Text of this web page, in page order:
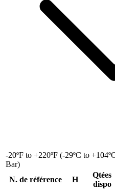
-20ºF to +220ºF (-29ºC to
Bar)
N. de référence
H
Qtées
dispo